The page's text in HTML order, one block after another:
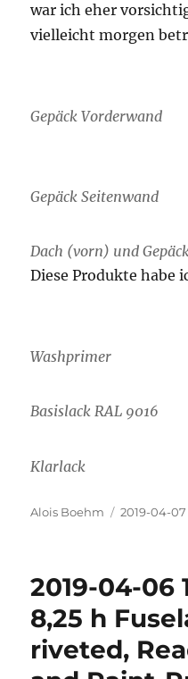
war ich eher
vielleicht morgen
Gepäck Vorderwand
Gepäck Seitenwand
Dach (vorn) und
Diese Produkte habe
Washprimer
Basislack RAL 9016
Klarlack
Autor
Alois Boehm 2019-04-07
2019-04-06
8,25 h
riveted,